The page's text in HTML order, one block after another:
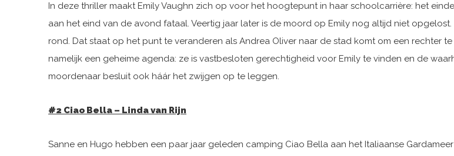
In deze thriller maakt Emily Vaughn zich op voor het hoogtepunt in haar schoolcarrière: het
aan het eind van de avond fataal. Veertig jaar later is de moord op Emily nog altijd niet
rond. Dat staat op het punt te veranderen als Andrea Oliver naar de stad komt om een rechter
namelijk een geheime agenda: ze is vastbesloten gerechtigheid voor Emily te vinden en de
moordenaar besluit ook háár het zwijgen op te leggen.
#2 Ciao Bella – Linda van Rijn
Sanne en Hugo hebben een paar jaar geleden camping Ciao Bella aan het Italiaanse